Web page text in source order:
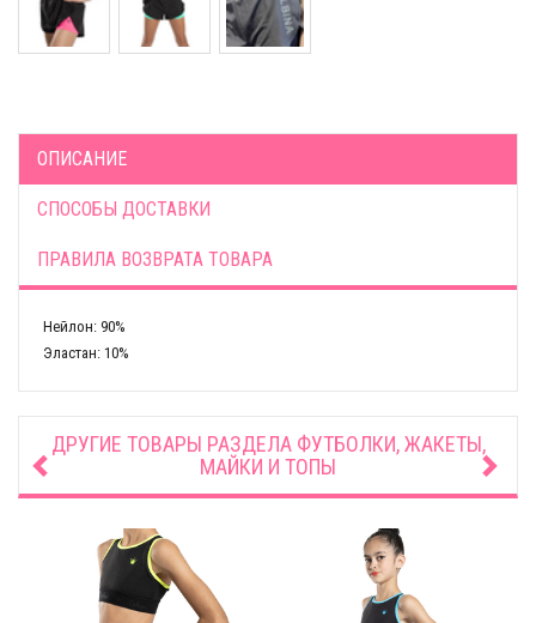
ОПИСАНИЕ
СПОСОБЫ ДОСТАВКИ
ПРАВИЛА ВОЗВРАТА ТОВАРА
Нейлон: 90%
Эластан: 10%
ДРУГИЕ ТОВАРЫ РАЗДЕЛА ФУТБОЛКИ, ЖАКЕТЫ,
МАЙКИ И ТОПЫ